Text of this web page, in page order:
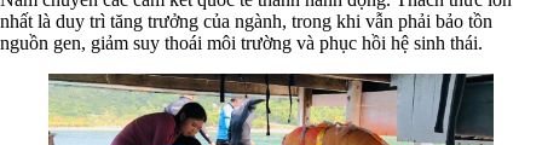
nhất là duy trì tăng trưởng của ngành, trong khi vẫn phải bảo tồn
nguồn gen, giảm suy thoái môi trường và phục hồi hệ sinh thái.